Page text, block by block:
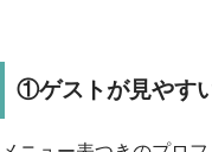
①ゲストが見やす